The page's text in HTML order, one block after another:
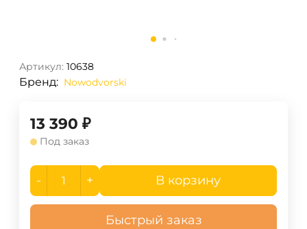
Артикул: 10638
Бренд: Nowodvorski
13 390 ₽
Под заказ
- + В корзину
Быстрый заказ